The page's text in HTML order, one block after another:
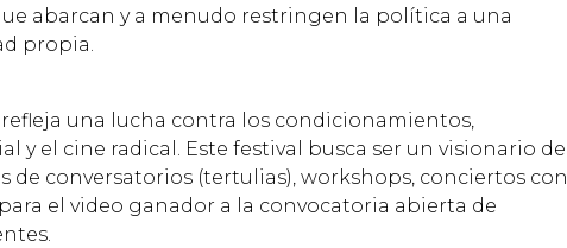
abarcan y a menudo restringen la política a una
propia.
una lucha contra los condicionamientos,
y el cine radical. Este festival busca ser un visionario de
de conversatorios (tertulias), workshops, conciertos con
el video ganador a la convocatoria abierta de